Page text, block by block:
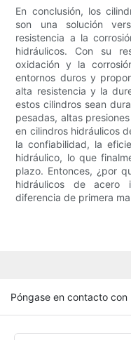
En conclusión, los
son una solución
resistencia a la
hidráulicos. Con su
oxidación y la
entornos duros y
alta resistencia y la
estos cilindros sean
pesadas, altas
en cilindros hidráulicos
la confiabilidad, la
hidráulico, lo que
plazo. Entonces, ¿por
hidráulicos de acero
diferencia de primera
Póngase en contacto con